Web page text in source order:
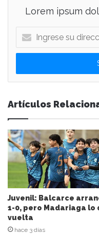
Lorem ipsum
g
e
s
u
d
i
r
e
c
i
ó
n
d
Artículos
Juvenil: Balcarce
1-0, pero Madariaga lo
vuelta
hace 3 días